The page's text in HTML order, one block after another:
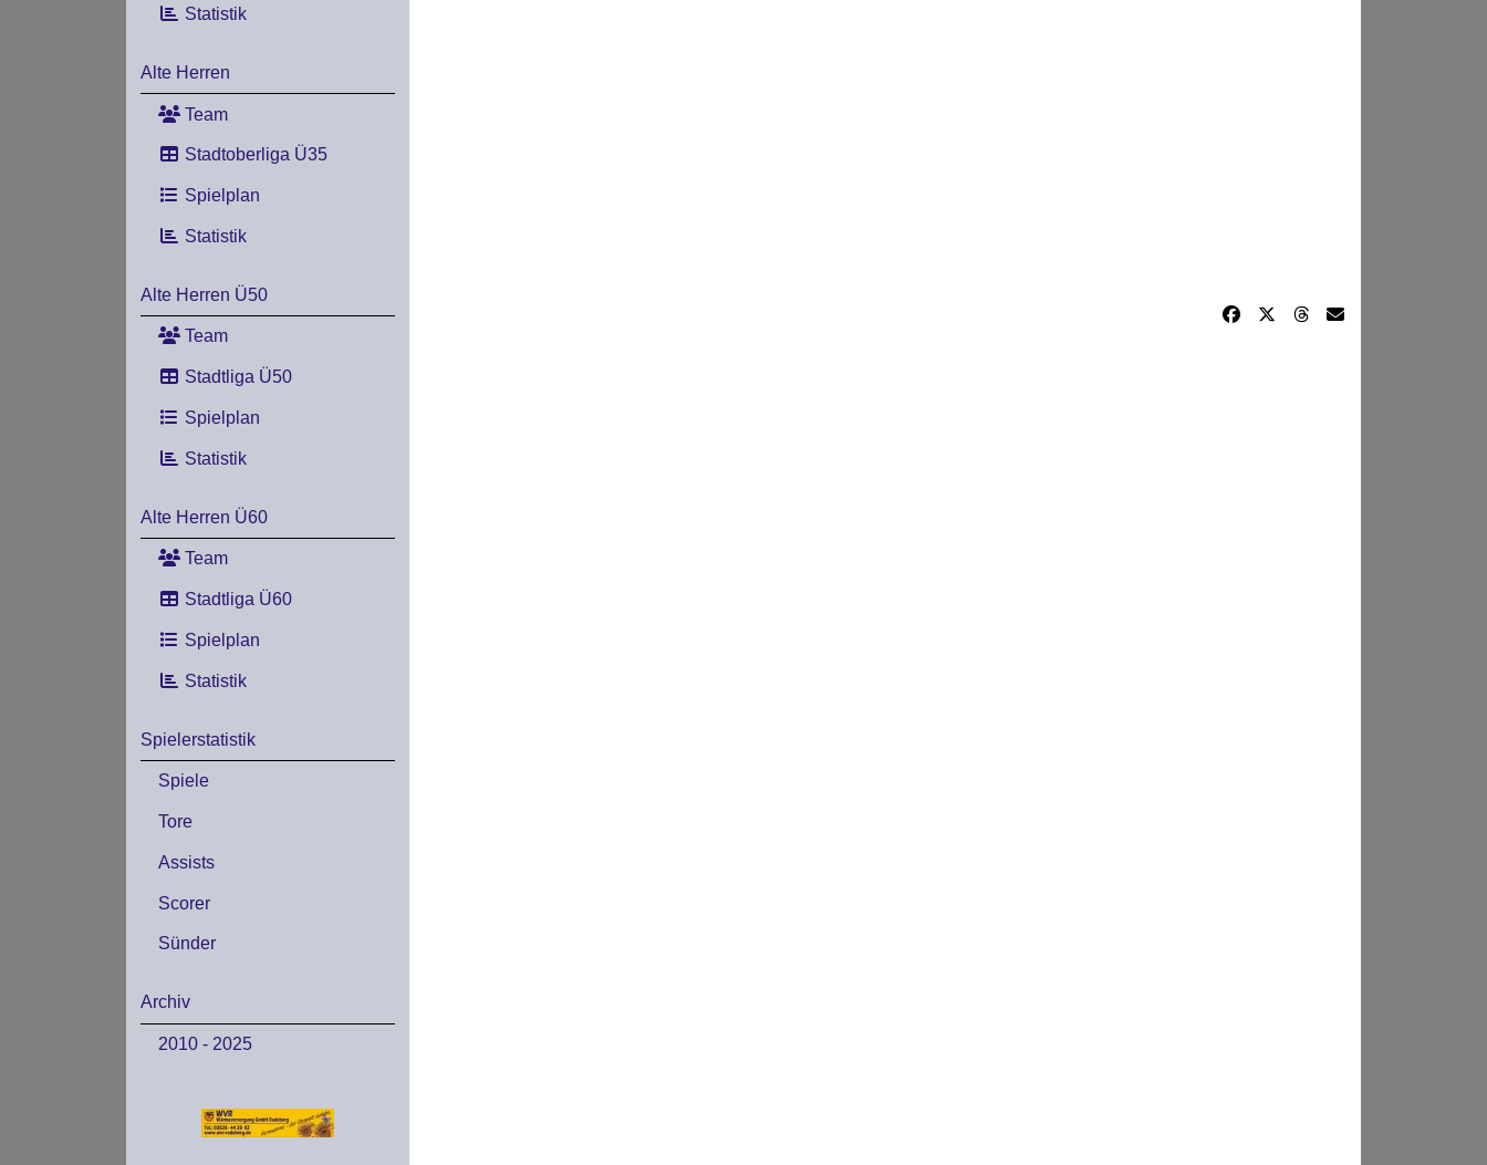
Statistik
Alte Herren
Team
Stadtoberliga Ü35
Spielplan
Statistik
Alte Herren Ü50
Team
Stadtliga Ü50
Spielplan
Statistik
Alte Herren Ü60
Team
Stadtliga Ü60
Spielplan
Statistik
Spielerstatistik
Spiele
Tore
Assists
Scorer
Sünder
Archiv
2010 - 2025